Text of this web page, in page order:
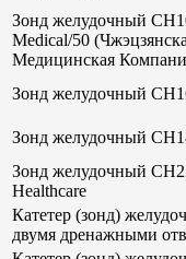
Зонд желудочный
Medical/50
Медицинская
Зонд желудочный
Зонд желудочный
Зонд желудочный
Healthcare
Катетер (зонд)
двумя дренажными